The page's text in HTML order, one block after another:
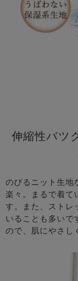
伸縮性バツ
のびるニット生地
楽々。まるで着て
す。また、ストレ
いることも多いで
ので、肌にやさし